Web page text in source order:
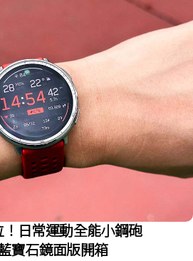
日常運動全能小鋼砲
石鏡面版開箱